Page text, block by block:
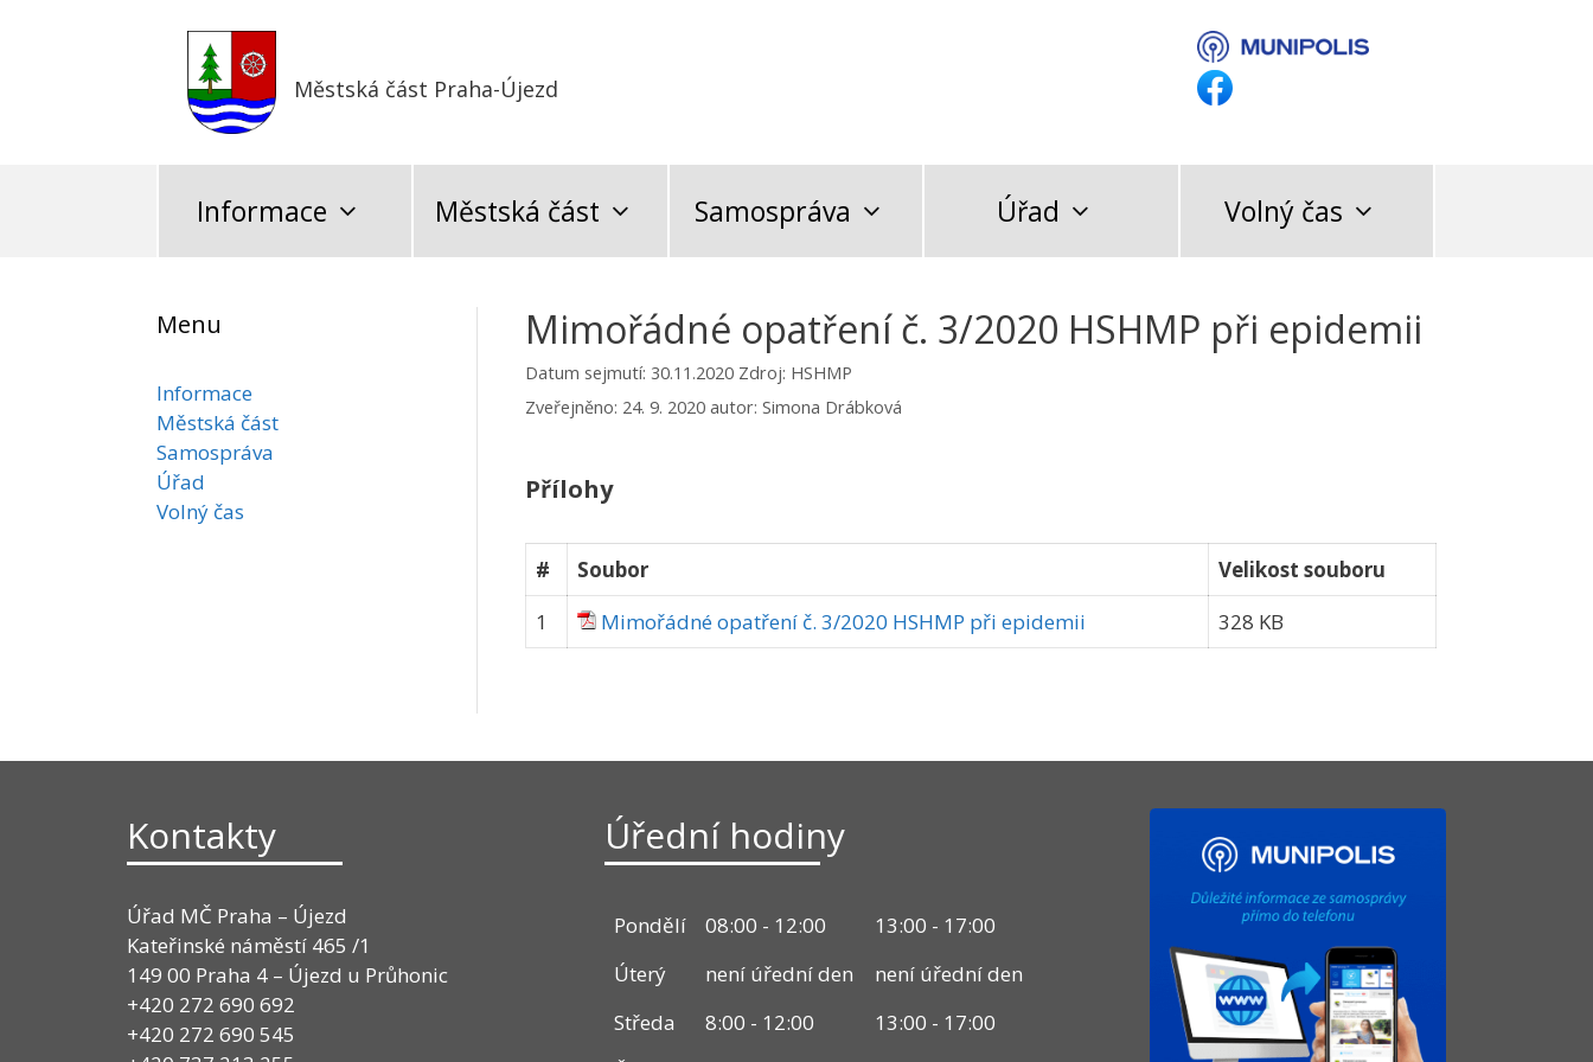
Městská část Praha-Újezd
Informace Městská část Samospráva Úřad Volný čas
Mimořádné opatření č. 3/2020 HSHMP při epidemii
Datum sejmutí: 30.11.2020 Zdroj: HSHMP
Zveřejněno: 24. 9. 2020 autor: Simona Drábková
Přílohy
# Soubor
Velikost souboru
1
Mimořádné opatření č. 3/2020 HSHMP při epidemii 328 KB
Menu
Informace
Městská část
Samospráva
Úřad
Volný čas
Kontakty
Úřad MČ Praha – Újezd
Kateřinské náměstí 465 /1
149 00 Praha 4 – Újezd u Průhonic
+420 272 690 692
+420 272 690 545
Úřední hodiny
Pondělí 08:00 - 12:00
13:00 - 17:00
Úterý
není úřední den
není úřední den
Středa
8:00 - 12:00
13:00 - 17:00